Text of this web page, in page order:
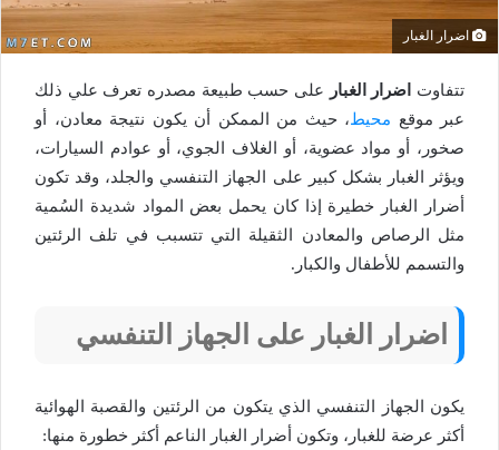
اضرار الغبار
تتفاوت اضرار الغبار
على حسب طبيعة مصدره تعرف علي ذلك
عبر موقع محيط، حيث من الممكن أن يكون نتيجة معادن، أو
صخور، أو مواد عضوية، أو الغلاف الجوي، أو عوادم السيارات،
ويؤثر الغبار بشكل كبير على الجهاز التنفسي والجلد، وقد تكون
أضرار الغبار خطيرة إذا كان يحمل بعض المواد شديدة السُمية
مثل الرصاص والمعادن الثقيلة التي تتسبب في تلف الرئتين
والتسمم للأطفال والكبار.
اضرار الغبار على الجهاز التنفسي
يكون الجهاز التنفسي الذي يتكون من الرئتين والقصبة الهوائية
أكثر عرضة للغبار، وتكون أضرار الغبار الناعم أكثر خطورة منها: